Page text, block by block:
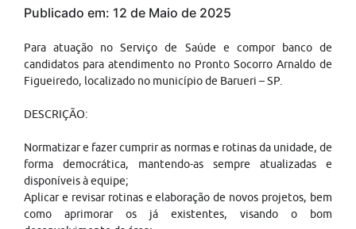
Publicado em: 12 de Maio de 2025
Para atuação no Serviço de Saúde e compor banco de
candidatos para atendimento no Pronto Socorro Arnaldo de
Figueiredo, localizado no município de Barueri – SP.
DESCRIÇÃO:
Normatizar e fazer cumprir as normas e rotinas da unidade, de
forma democrática, mantendo-as sempre atualizadas e
disponíveis à equipe;
Aplicar e revisar rotinas e elaboração de novos projetos, bem
como aprimorar os já existentes, visando o bom